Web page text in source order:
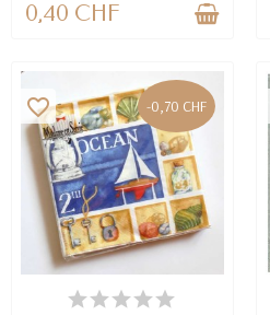
0,40 CHF
-0,70 CHF
EN STOCK
favorite_border